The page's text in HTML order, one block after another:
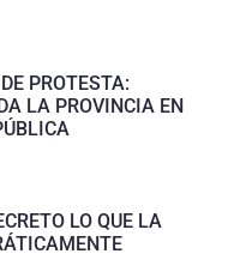
PROTESTA:
LA PROVINCIA EN
LO QUE LA